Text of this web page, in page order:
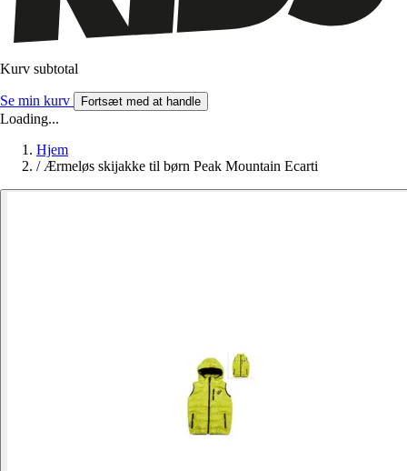
Kurv subtotal
Se min kurv Fortsæt med at handle
Loading...
Hjem
/ Ærmeløs skijakke til børn Peak Mountain Ecarti